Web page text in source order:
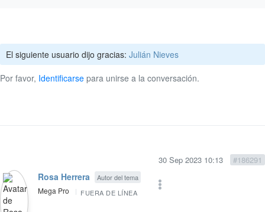
El siguiente usuario dijo gracias: Julián Nieves
Por favor, Identificarse para unirse a la conversación.
30 Sep 2023 10:13 #186291
Rosa Herrera Autor del tema
Mega Pro FUERA DE LÍNEA